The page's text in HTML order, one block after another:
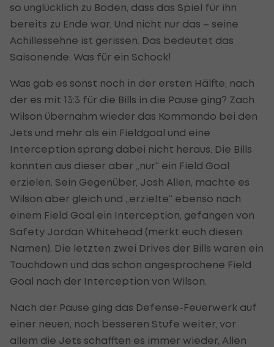
so unglücklich zu Boden, dass das Spiel für ihn
bereits zu Ende war. Und nicht nur das – seine
Achillessehne ist gerissen. Das bedeutet das
Saisonende. Was für ein Schock!
Was gab es sonst noch in der ersten Hälfte, nach
der es mit 13:3 für die Bills in die Pause ging? Zach
Wilson übernahm wieder das Kommando bei den
Jets und mehr als ein Fieldgoal und eine
Interception sprang dabei nicht heraus. Die Bills
konnten aus dieser aber „nur“ ein Field Goal
erzielen. Sein Gegenüber, Josh Allen, machte es
Wilson aber gleich und „erzielte“ ebenso nach
einem Field Goal ein Interception, gefangen von
Safety Jordan Whitehead (merkt euch diesen
Namen). Die letzten zwei Drives der Bills waren ein
Touchdown und das schon angesprochene Field
Goal nach der Interception von Wilson.
Nach der Pause ging das Defense-Feuerwerk auf
einer neuen, noch besseren Stufe weiter, vor
allem die Jets schafften es immer wieder, Allen